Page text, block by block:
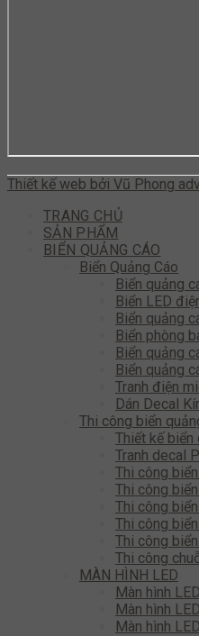
Thiết kế web bởi Vũ Phong adv
TRANG CHỦ
SẢN PHẨM
BIỂN QUẢNG CÁO
Biển Quảng Cáo
Biển quảng
Biển LED
Biển quảng
Biển phòng
Biển quảng
Biển quảng
Tranh điện
Dán Decal
Thi công biển
Thiết kế biển
Tranh decal
Thi công
Thi công
Thi công
Thi công
Thi công
Thi công
MÀN HÌNH LED
Màn hình
Màn hình
Màn hình